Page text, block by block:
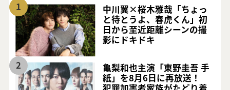
1
中川翼×桜木雅哉「ちょっ
と待とうよ、春虎くん」初
日から至近距離シーンの撮
影にドキドキ
2
亀梨和也主演「東野圭吾 手
紙」を8月6日に再放送！